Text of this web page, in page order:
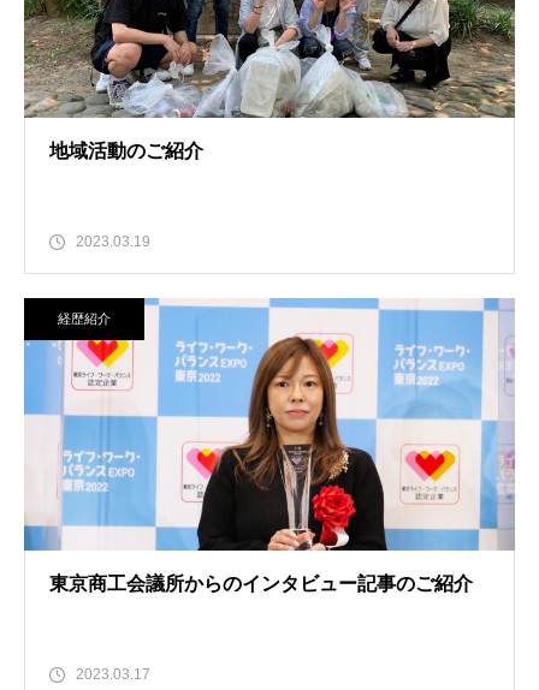
地域活動のご紹介
2023.03.19
経歴紹介
東京商工会議所からのインタビュー記事のご紹介
2023.03.17